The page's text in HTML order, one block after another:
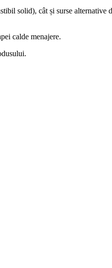
solid), cât și surse alternative
calde menajere.